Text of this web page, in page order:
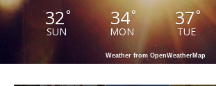
32°
SUN
34°
MON
37°
TUE
Weather from OpenWeatherMap